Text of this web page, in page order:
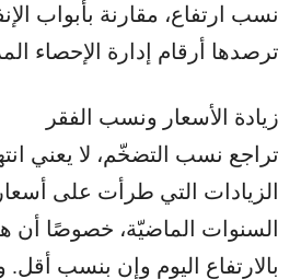
نسب ارتفاع، مقارنة بأبواب
ترصدها أرقام إدارة الإحصاء
زيادة الأسعار ونسب الفقر
تراجع نسب التضخّم، لا يعني
الزيادات التي طرأت على
السنوات الماضيّة، خصوصًا أن
بالارتفاع اليوم وإن بنسب أقل.